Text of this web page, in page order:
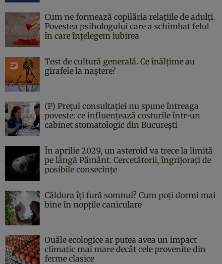
Cum ne formează copilăria relațiile de adulți.
Povestea psihologului care a schimbat felul
în care înțelegem iubirea
Test de cultură generală. Ce înălțime au
girafele la naștere?
(P) Prețul consultației nu spune întreaga
poveste: ce influențează costurile într-un
cabinet stomatologic din București
În aprilie 2029, un asteroid va trece la limită
pe lângă Pământ. Cercetătorii, îngrijorați de
posibile consecințe
Căldura îți fură somnul? Cum poți dormi mai
bine în nopțile caniculare
Ouăle ecologice ar putea avea un impact
climatic mai mare decât cele provenite din
ferme clasice